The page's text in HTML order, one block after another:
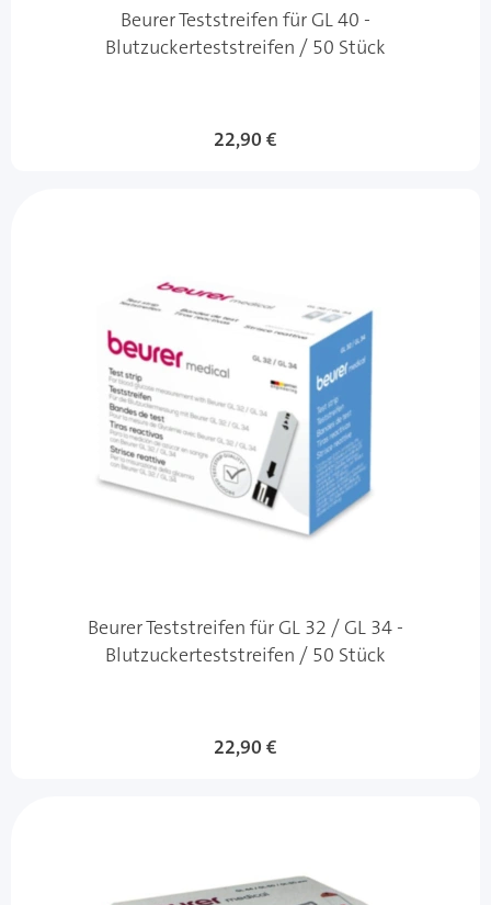
Beurer Teststreifen für GL 40 -
Blutzuckerteststreifen / 50 Stück
22,90 €
Beurer Teststreifen für GL 32 / GL 34 -
Blutzuckerteststreifen / 50 Stück
22,90 €